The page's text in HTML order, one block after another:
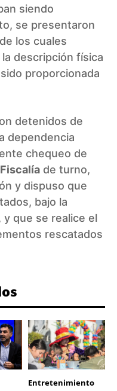
siendo
se presentaron
los cuales
descripción física
proporcionada
detenidos de
dependencia
chequeo de
Fiscalía de turno,
y dispuso que
bajo la
y que se realice el
rescatados
Entretenimiento